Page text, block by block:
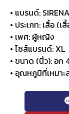
• แบรนด์:
• ประเภท: เสื้อ (เ
• เพศ: ผู้หญิง
• ไซส์แบรนด์: XL
• ขนาด (นิ้ว): อก
• อุณหภูมิที่เหมาะ